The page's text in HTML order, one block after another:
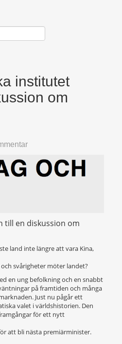
institutet
om
till en diskussion om
land inte längre att vara Kina,
svårigheter möter landet?
en ung befolkning och en snabbt
på framtiden och många
Just nu pågår ett
valet i världshistorien. Den
för ett nytt
att bli nästa premiärminister.